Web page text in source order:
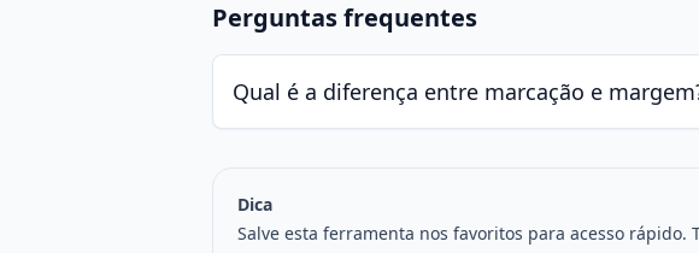
Perguntas frequentes
Qual é a diferença entre marcação e
Dica
Salve esta ferramenta nos favoritos para acesso rápido.